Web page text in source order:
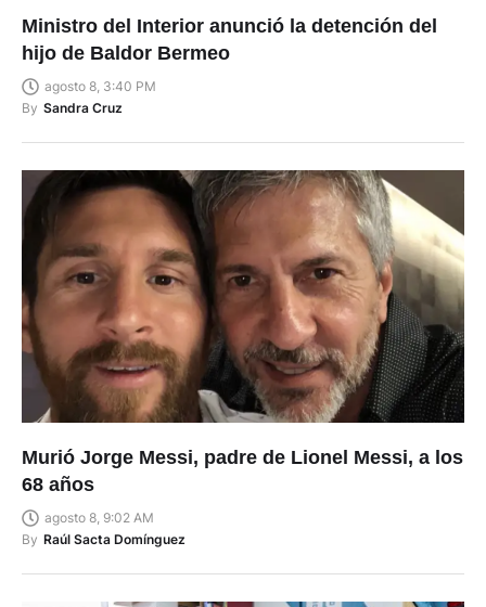
Ministro del Interior anunció la detención del
hijo de Baldor Bermeo
agosto 8, 3:40 PM
By Sandra Cruz
Murió Jorge Messi, padre de Lionel Messi, a los
68 años
agosto 8, 9:02 AM
By Raúl Sacta Domínguez